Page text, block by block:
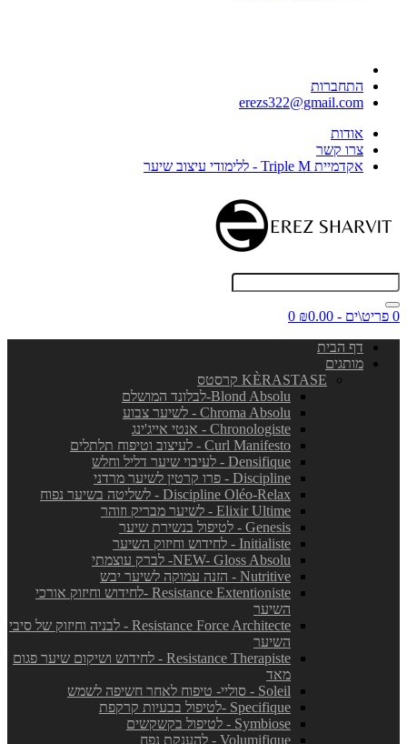
התחברות
erezs322@gmail.com
אודות
צרו קשר
אקדמיית Triple M - ללימודי עיצוב שיער
0 פריט\ים - ₪0.00
0
דף הבית
מותגים
KÈRASTASE קרסטס
Blond Absolu-לבלונד המושלם
Chroma Absolu - לשיער צבוע
Chronologiste - אנטי אייג'ינג
Curl Manifesto - לעיצוב וטיפוח תלתלים
Densifique - לעיבוי שיער דליל וחלש
Discipline - פרו קרטין לשיער מרדני
Discipline Oléo-Relax - לשליטה בשיער נפוח
Elixir Ultime - לשיער מבריק וזוהר
Genesis - לטיפול בנשירת שיער
Initialiste - לחידוש וחיזוק השיער
NEW- Gloss Absolu- לברק עוצמתי
Nutritive - הזנה עמוקה לשיער יבש
Resistance Extentioniste -לחידוש וחיזוק אורכי
השיער
Resistance Force Architecte - לבניה וחיזוק של סיבי
השיער
Resistance Therapiste - לחידוש ושיקום שיער פגום
מאד
Soleil - סוליי- טיפוח לאחר חשיפה לשמש
Specifique -לטיפול בבעיות קרקפת
Symbiose - לטיפול בקשקשים
Volumifique - להענקת נפח